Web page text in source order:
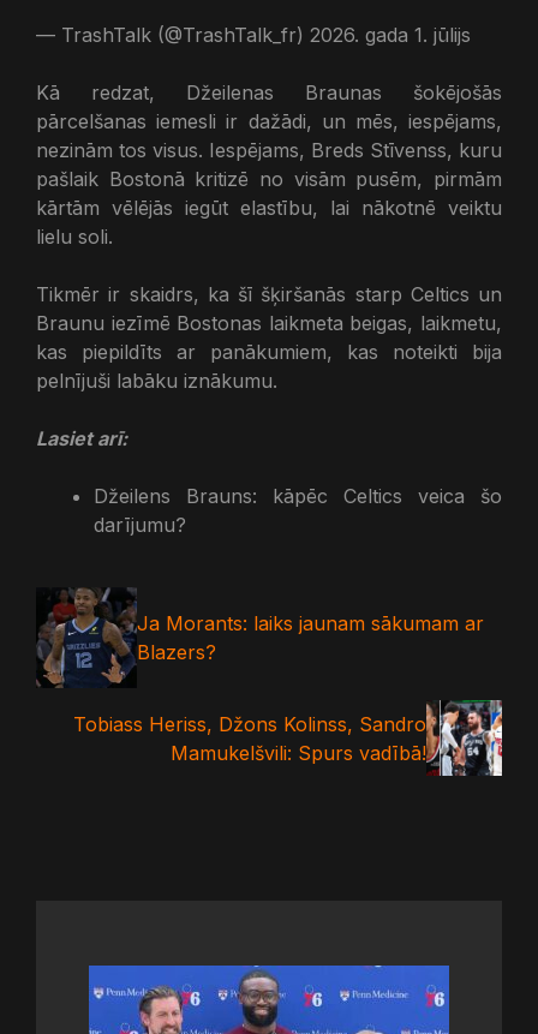
— TrashTalk (@TrashTalk_fr) 2026. gada 1. jūlijs
Kā redzat, Džeilenas Braunas šokējošās
pārcelšanas iemesli ir dažādi, un mēs, iespējams,
nezinām tos visus. Iespējams, Breds Stīvenss, kuru
pašlaik Bostonā kritizē no visām pusēm, pirmām
kārtām vēlējās iegūt elastību, lai nākotnē veiktu
lielu soli.
Tikmēr ir skaidrs, ka šī šķiršanās starp Celtics un
Braunu iezīmē Bostonas laikmeta beigas, laikmetu,
kas piepildīts ar panākumiem, kas noteikti bija
pelnījuši labāku iznākumu.
Lasiet arī:
Džeilens Brauns: kāpēc Celtics veica šo
darījumu?
Ja Morants: laiks jaunam sākumam ar
Blazers?
Tobiass Heriss, Džons Kolinss, Sandro
Mamukelšvili: Spurs vadībā!